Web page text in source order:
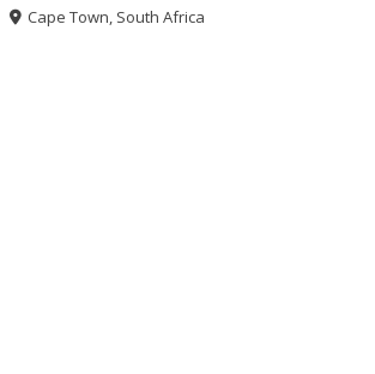
Cape Town, South Africa